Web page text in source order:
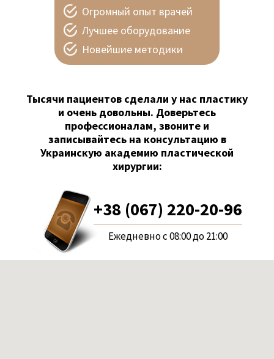
Огромный опыт врачей
Лучшее оборудование
Новейшие методики
Тысячи пациентов сделали у нас пластику
и очень довольны. Доверьтесь
профессионалам, звоните и
записывайтесь на консультацию в
Украинскую академию пластической
хирургии:
+38 (067) 220-20-96
Ежедневно с 08:00 до 21:00